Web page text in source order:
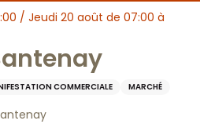
/ Jeudi 20 août de 07:00 à
COMMERCIALE MARCHÉ